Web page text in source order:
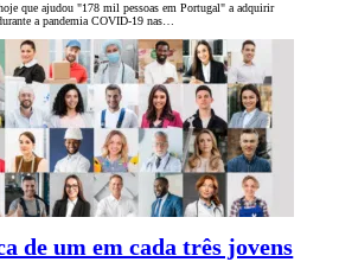
que ajudou "178 mil pessoas em Portugal" a adquirir
a pandemia COVID-19 nas…
de um em cada três jovens